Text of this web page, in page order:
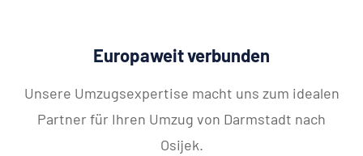
Europaweit verbunden
Unsere Umzugsexpertise macht uns zum idealen
Partner für Ihren Umzug von Darmstadt nach
Osijek.